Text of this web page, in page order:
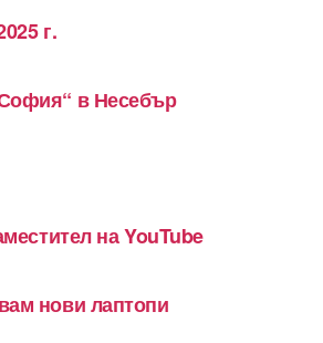
г.
в Несебър
на YouTube
нови лаптопи